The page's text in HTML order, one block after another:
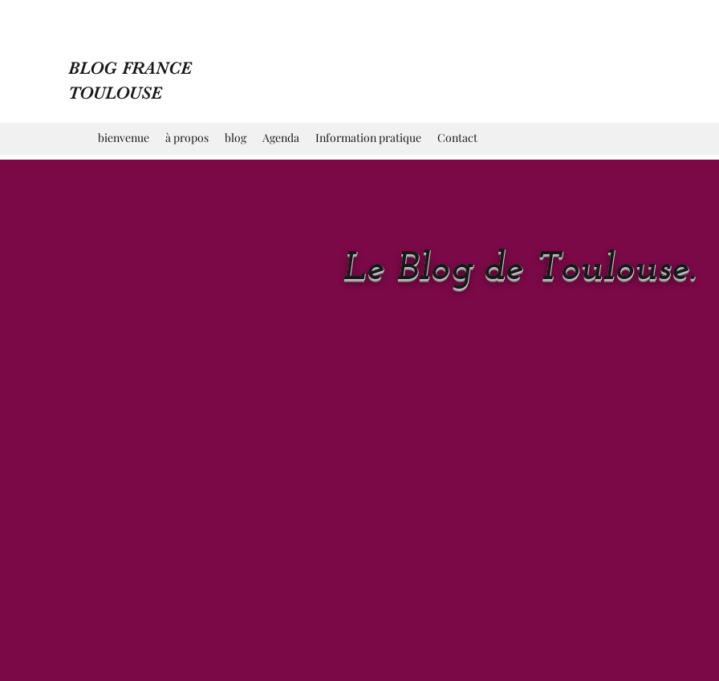
BLOG FRANCE
TOULOUSE
bienvenue à propos blog Agenda Information pratique Contact
Le Blog de Toulouse.